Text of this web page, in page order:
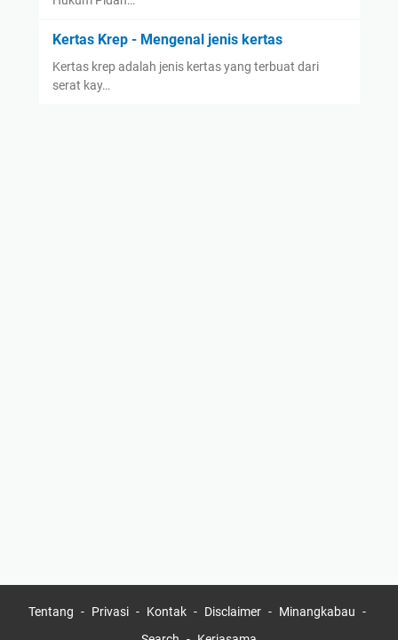
Kertas Krep - Mengenal jenis kertas
Kertas krep adalah jenis kertas yang terbuat dari
serat kay…
Tentang Privasi Kontak Disclaimer
Minangkabau